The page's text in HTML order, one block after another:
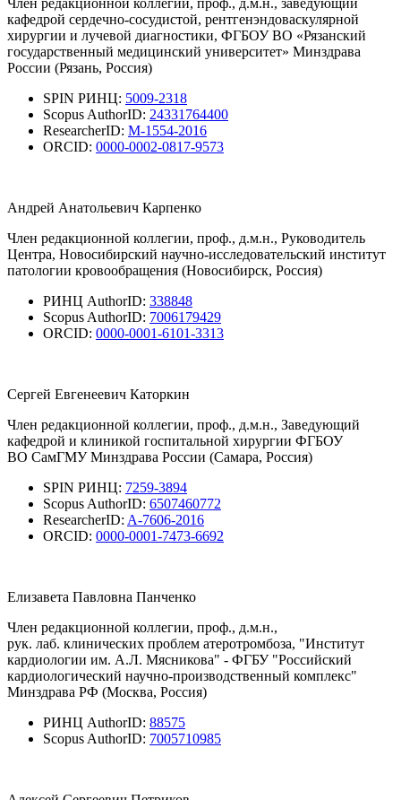
кафедрой сердечно-сосудистой, рентгенэндоваскулярной
хирургии и лучевой диагностики, ФГБОУ ВО «Рязанский
государственный медицинский университет» Минздрава
России (Рязань, Россия)
SPIN РИНЦ: 5009-2318
Scopus AuthorID: 24331764400
ResearcherID: M-1554-2016
ORCID: 0000-0002-0817-9573
Андрей Анатольевич Карпенко
Член редакционной коллегии, проф., д.м.н., Руководитель
Центра, Новосибирский научно-исследовательский институт
патологии кровообращения (Новосибирск, Россия)
РИНЦ AuthorID: 338848
Scopus AuthorID: 7006179429
ORCID: 0000-0001-6101-3313
Сергей Евгенеевич Каторкин
Член редакционной коллегии, проф., д.м.н., Заведующий
кафедрой и клиникой госпитальной хирургии ФГБОУ
ВО СамГМУ Минздрава России (Самара, Россия)
SPIN РИНЦ: 7259-3894
Scopus AuthorID: 6507460772
ResearcherID: A-7606-2016
ORCID: 0000-0001-7473-6692
Елизавета Павловна Панченко
Член редакционной коллегии, проф., д.м.н.,
рук. лаб. клинических проблем атеротромбоза, "Институт
кардиологии им. А.Л. Мясникова" - ФГБУ "Российский
кардиологический научно-производственный комплекс"
Минздрава РФ (Москва, Россия)
РИНЦ AuthorID: 88575
Scopus AuthorID: 7005710985